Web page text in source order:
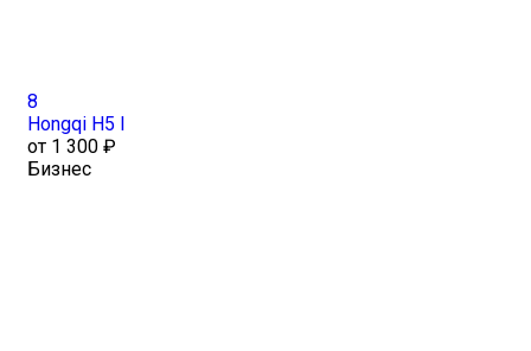
8
Hongqi H5 I
от 1 300 ₽
Бизнес